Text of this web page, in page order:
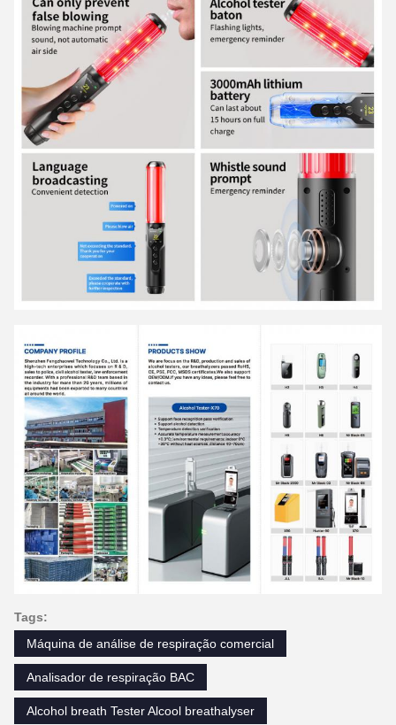
Tags:
Máquina de análise de respiração comercial
Analisador de respiração BAC
Alcohol breath Tester Alcool breathalyser